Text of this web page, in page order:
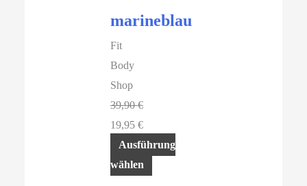
marineblau
Fit
Body
Shop
39,90€
Ursprünglicher
Preis
war:
19,95 €
Aktueller
Preis
Ausführung
wählen